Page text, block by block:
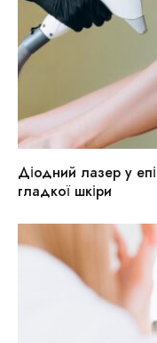
Діодний лазер у
гладкої шкіри